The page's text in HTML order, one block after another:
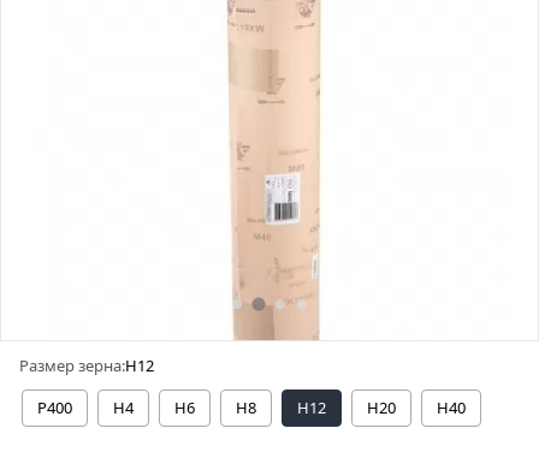
Размер зерна:Н12
Р400
Н4 Н6 Н8 Н12 Н20 Н40